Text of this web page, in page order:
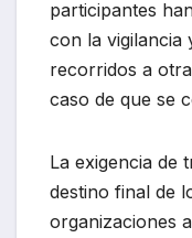
participantes
con la vigilancia
recorridos a
caso de que se
La exigencia de
destino final de
organizaciones